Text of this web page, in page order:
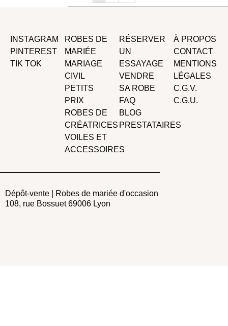
INSTAGRAM
PINTEREST
TIK TOK
ROBES DE
MARIÉE
MARIAGE
CIVIL
PETITS
PRIX
ROBES DE
CRÉATRICES
VOILES ET
ACCESSOIRES
RÉSERVER
UN
ESSAYAGE
VENDRE
SA ROBE
FAQ
BLOG
PRESTATAIRES
À PROPOS
CONTACT
MENTIONS
LÉGALES
C.G.V.
C.G.U.
Dépôt-vente | Robes de mariée d'occasion
108, rue Bossuet 69006 Lyon